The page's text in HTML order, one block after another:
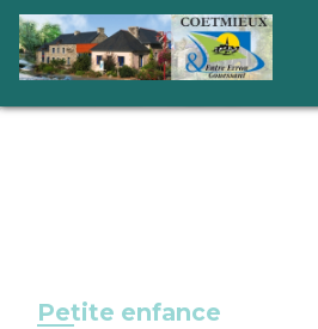
Petite enfance